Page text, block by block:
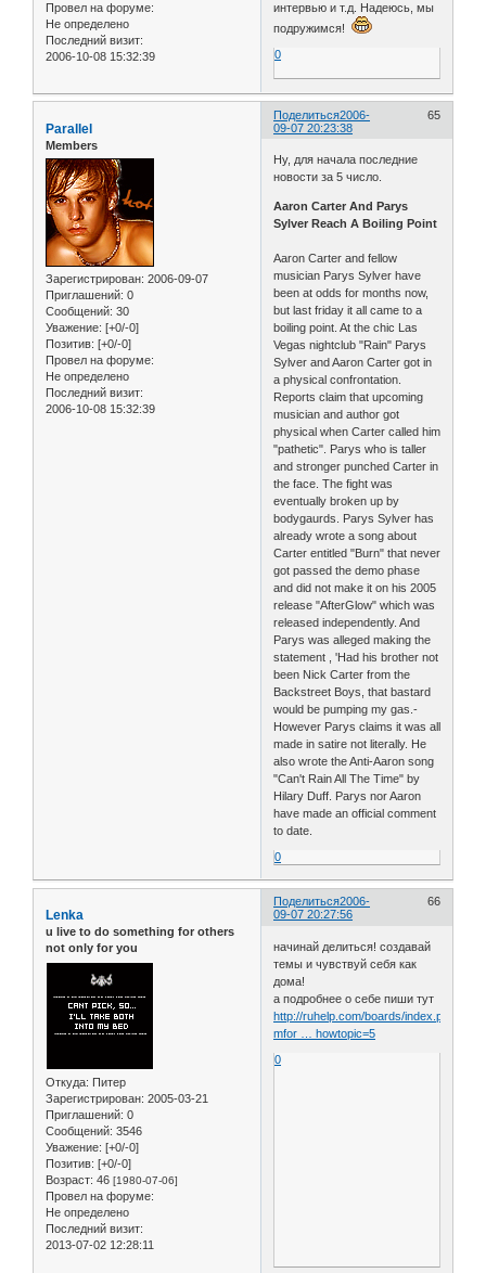
Провел на форуме:
Не определено
Последний визит:
2006-10-08 15:32:39
интервью и т.д. Надеюсь, мы
подружимся!
0
Поделиться 65
2006-
09-07 20:23:38
Parallel
Members
Зарегистрирован: 2006-09-07
Приглашений: 0
Сообщений: 30
Уважение: [+0/-0]
Позитив: [+0/-0]
Провел на форуме:
Не определено
Последний визит:
2006-10-08 15:32:39
Ну, для начала последние
новости за 5 число.
Aaron Carter And Parys
Sylver Reach A Boiling Point
Aaron Carter and fellow
musician Parys Sylver have
been at odds for months now,
but last friday it all came to a
boiling point. At the chic Las
Vegas nightclub "Rain" Parys
Sylver and Aaron Carter got in
a physical confrontation.
Reports claim that upcoming
musician and author got
physical when Carter called him
"pathetic". Parys who is taller
and stronger punched Carter in
the face. The fight was
eventually broken up by
bodygaurds. Parys Sylver has
already wrote a song about
Carter entitled "Burn" that never
got passed the demo phase
and did not make it on his 2005
release "AfterGlow" which was
released independently. And
Parys was alleged making the
statement , 'Had his brother not
been Nick Carter from the
Backstreet Boys, that bastard
would be pumping my gas.-
However Parys claims it was all
made in satire not literally. He
also wrote the Anti-Aaron song
"Can't Rain All The Time" by
Hilary Duff. Parys nor Aaron
have made an official comment
to date.
0
Поделиться 66
2006-
09-07 20:27:56
Lenka
u live to do something for others
not only for you
Откуда: Питер
Зарегистрирован: 2005-03-21
Приглашений: 0
Сообщений: 3546
Уважение: [+0/-0]
Позитив: [+0/-0]
Возраст: 46 [1980-07-06]
Провел на форуме:
Не определено
Последний визит:
2013-07-02 12:28:11
начинай делиться! создавай
темы и чувствуй себя как
дома!
а подробнее о себе пиши тут
http://ruhelp.com/boards/index.php?
mfor … howtopic=5
0